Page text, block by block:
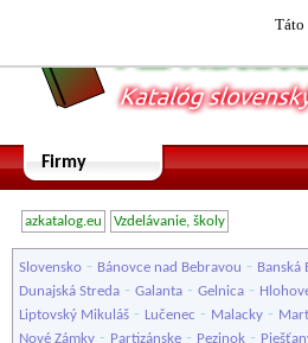
Táto
Firmy
azkatalog.eu Vzdelávanie, školy
Slovensko - Bánovce nad Bebravou - Banská
Dunajská Streda - Galanta - Gelnica -
Liptovský Mikuláš - Lučenec - Malacky -
Nové Zámky - Partizánske - Pezinok -